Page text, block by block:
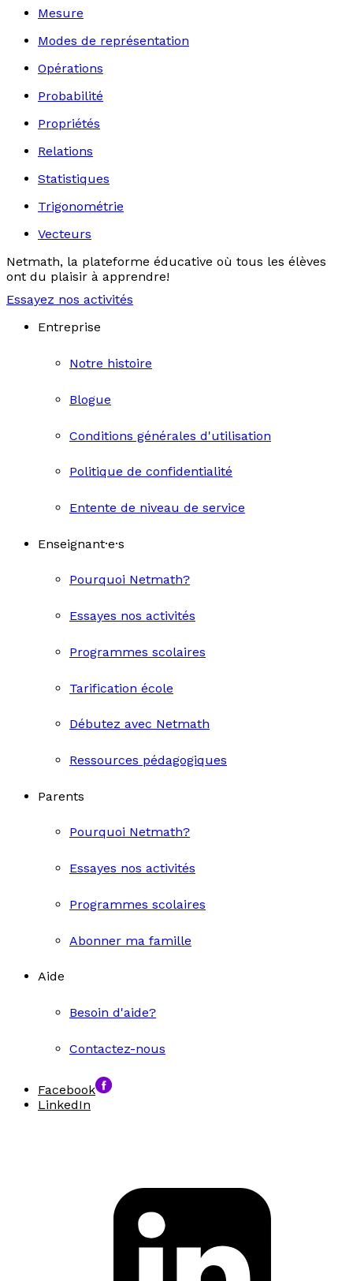
Mesure
Modes de représentation
Opérations
Probabilité
Propriétés
Relations
Statistiques
Trigonométrie
Vecteurs
Netmath, la plateforme éducative où tous les élèves
ont du plaisir à apprendre!
Essayez nos activités
Entreprise
Notre histoire
Blogue
Conditions générales d'utilisation
Politique de confidentialité
Entente de niveau de service
Enseignant·e·s
Pourquoi Netmath?
Essayes nos activités
Programmes scolaires
Tarification école
Débutez avec Netmath
Ressources pédagogiques
Parents
Pourquoi Netmath?
Essayes nos activités
Programmes scolaires
Abonner ma famille
Aide
Besoin d'aide?
Contactez-nous
Facebook
LinkedIn